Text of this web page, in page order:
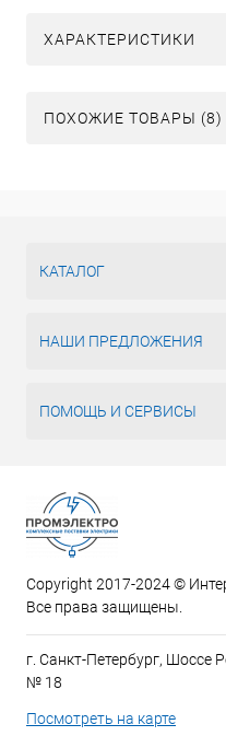
ХАРАКТЕРИСТИКИ
ПОХОЖИЕ ТОВАРЫ (8)
КАТАЛОГ
НАШИ ПРЕДЛОЖЕНИЯ
ПОМОЩЬ И СЕРВИСЫ
Copyright 2017-2024 ©
Все права защищены.
г. Санкт-Петербург, Шоссе
№ 18
Посмотреть на карте